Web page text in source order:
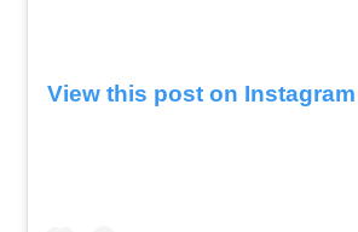
View this post on Instagram